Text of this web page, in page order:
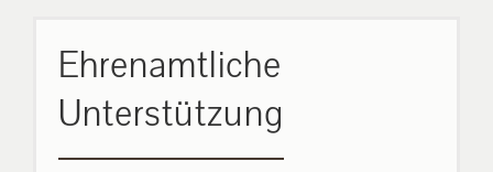
Ehrenamtliche
Unterstützung